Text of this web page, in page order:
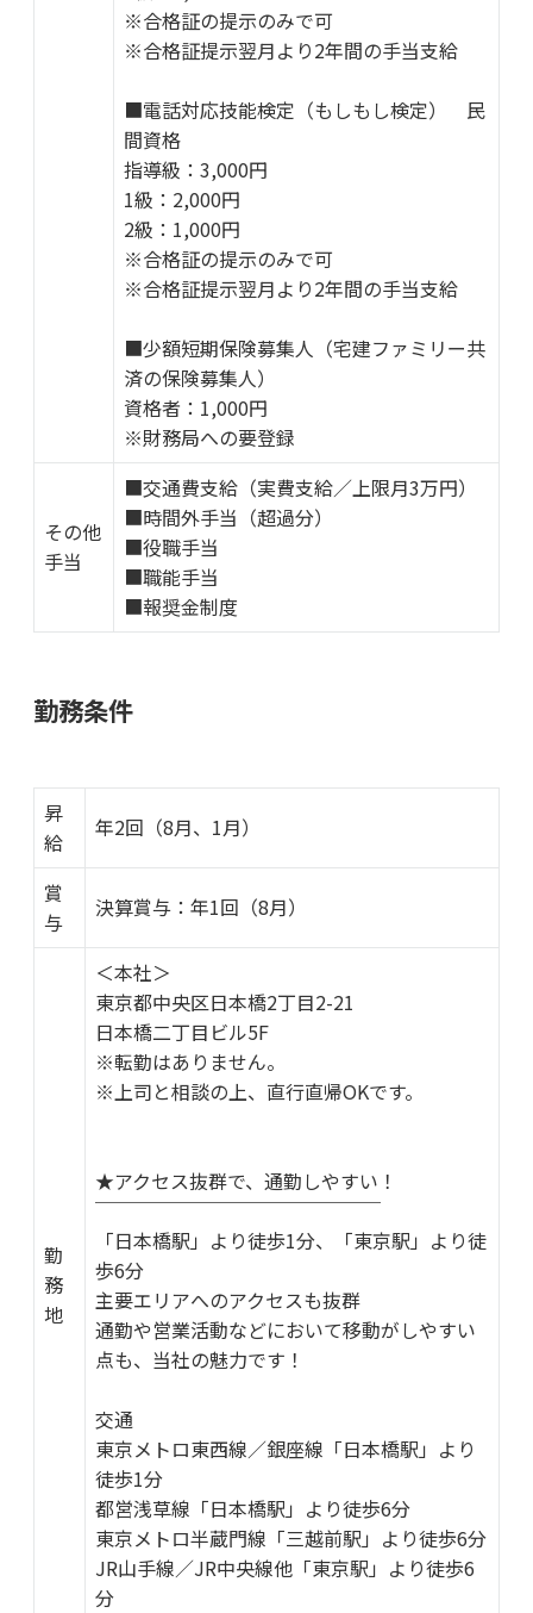
※合格証の提示のみで可
※合格証提示翌月より2年間の手当支給
■電話対応技能検定（もしもし検定） 民
間資格
指導級：3,000円
1級：2,000円
2級：1,000円
※合格証の提示のみで可
※合格証提示翌月より2年間の手当支給
■少額短期保険募集人（宅建ファミリー共
済の保険募集人）
資格者：1,000円
※財務局への要登録
その他
手当
■交通費支給（実費支給／上限月3万円）
■時間外手当（超過分）
■役職手当
■職能手当
■報奨金制度
勤務条件
昇
給
年2回（8月、1月）
賞
与
決算賞与：年1回（8⽉）
勤
務
地
＜本社＞
東京都中央区日本橋2丁目2-21
日本橋二丁目ビル5F
※転勤はありません。
※上司と相談の上、直行直帰OKです。
★アクセス抜群で、通勤しやすい！
￣￣￣￣￣￣￣￣￣￣￣￣￣￣￣
「日本橋駅」より徒歩1分、「東京駅」より徒
歩6分
主要エリアへのアクセスも抜群
通勤や営業活動などにおいて移動がしやすい
点も、当社の魅力です！
交通
東京メトロ東西線／銀座線「日本橋駅」より
徒歩1分
都営浅草線「日本橋駅」より徒歩6分
東京メトロ半蔵門線「三越前駅」より徒歩6分
JR山手線／JR中央線他「東京駅」より徒歩6
分